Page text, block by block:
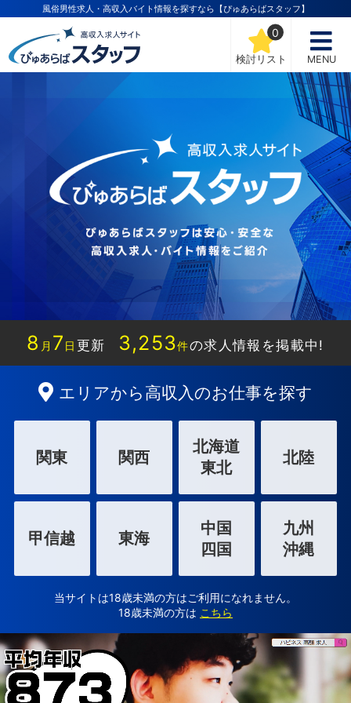
風俗男性求人・高収入バイト情報を探すなら【ぴゅあらばスタッフ】
検討リスト
0
MENU
8 月 7 日 更新 3,253件の求人情報を掲載中!
エリアから高収入のお仕事を探す
関東 関西
北海道
東北
北陸
甲信越 東海
中国
四国
九州
沖縄
当サイトは18歳未満の方はご利用になれません。
18歳未満の方は こちら